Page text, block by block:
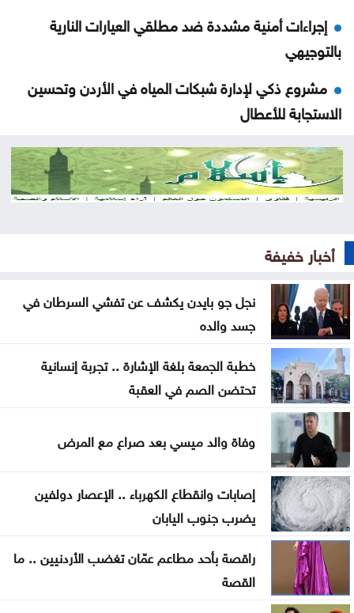
إجراءات أمنية مشددة ضد مطلقي العيارات النارية
بالتوجيهي
مشروع ذكي لإدارة شبكات المياه في الأردن وتحسين
الاستجابة للأعطال
الأردن يرحب بإدانة مجلس الأمن هجمات الحوثيين على
السعودية والسفن التجارية
مكعب يومياً
57 حافلة تبدأ التشغيل التجريبي لخطّي إربد–الزرقاء
وإربد–جرش
منذ بداية العام .. إغلاق 12 محطة محروقات وضبط
مخالفات بنزين
العودات: قانون هيئة الاعتماد يدمج هيئتين ولا ينشئ
هيئة جديدة
مؤتمر صحفي لإعلان نتائج وأوائل التوجيهي الخامسة
مساء الاثنين
أخبار خفيفة
نجل جو بايدن يكشف عن تفشي السرطان في
جسد والده
خطبة الجمعة بلغة الإشارة .. تجربة إنسانية
تحتضن الصم في العقبة
وفاة والد ميسي بعد صراع مع المرض
إصابات وانقطاع الكهرباء .. الإعصار دولفين
يضرب جنوب اليابان
راقصة بأحد مطاعم عمّان تغضب الأردنيين .. ما
القصة